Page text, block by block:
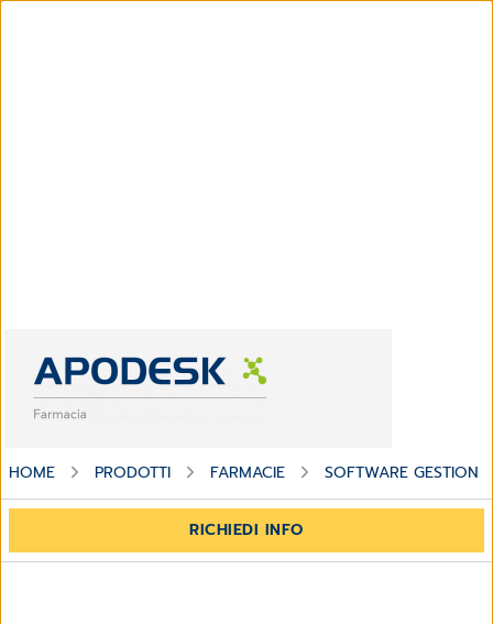
HOME PRODOTTI FARMACIE SOFTWARE
RICHIEDI INFO